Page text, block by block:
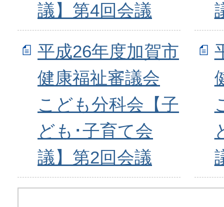
議】第4回会議
平成26年度加賀市
健康福祉審議会
こども分科会【子
ども･子育て会
議】第2回会議